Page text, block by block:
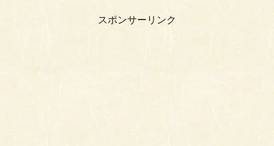
スポンサーリンク